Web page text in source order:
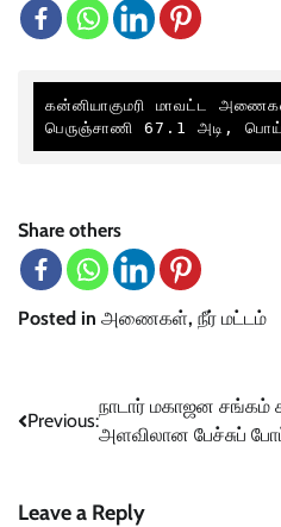
கன்னியாகுமரி மாவட்ட
பெருஞ்சாணி 67.1 அடி,
Share others
Posted in அணைகள், நீர் மட்டம்
Post
navigation
Previous:
நாடார் மகாஜன சங்கம்
அளவிலான பேச்சுப்
Leave a Reply